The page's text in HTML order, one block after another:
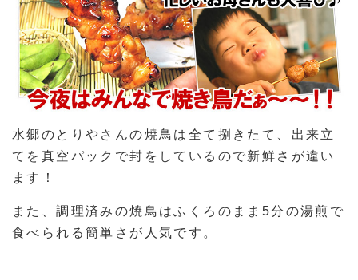
水郷のとりやさんの焼鳥は全て捌きたて、出来立
てを真空パックで封をしているので新鮮さが違い
ます！
また、調理済みの焼鳥はふくろのまま5分の湯煎で
食べられる簡単さが人気です。